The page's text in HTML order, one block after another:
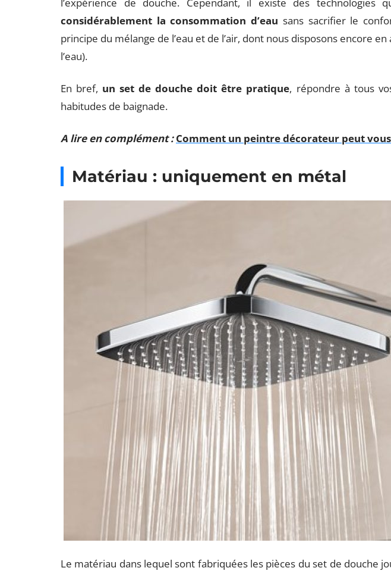
considérablement la consommation d’eau sans sacrifier le
principe du mélange de l’eau et de l’air, dont nous disposons encore
l’eau).
En bref, un set de douche doit être pratique, répondre à tous
habitudes de baignade.
A lire en complément : Comment un peintre décorateur peut
Matériau : uniquement en métal
Le matériau dans lequel sont fabriquées les pièces du set de douche